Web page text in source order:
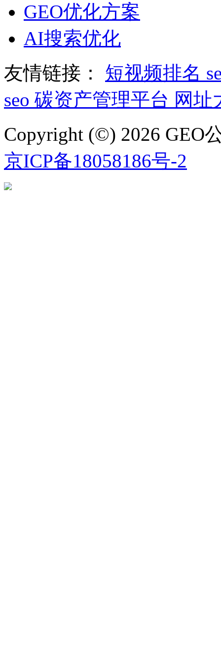
GEO优化方案
AI搜索优化
友情链接： 短视频排名
seo 碳资产管理平台 网
Copyright (©) 2026 GEO
京ICP备18058186号-2